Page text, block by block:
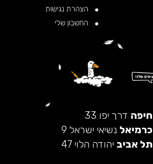
הצהרת נגישות
החשבון שלי
חיפה דרך יפו 33
כרמיאל נשיאי ישראל 9
תל אביב יהודה הלוי 47